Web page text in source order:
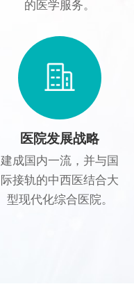
的医学服务。
医院发展战略
建成国内一流，并与国
际接轨的中西医结合大
型现代化综合医院。